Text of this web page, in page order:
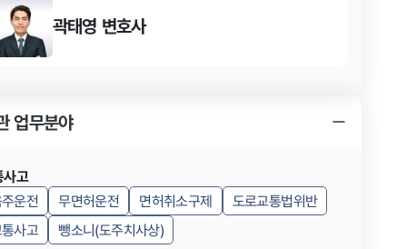
곽태영 변호사
업무분야
사고
운전
무면허운전 면허취소구제
도로교통법위반
사고
뺑소니(도주치사상)